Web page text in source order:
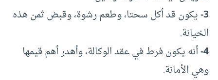
3- يكون قد أكل سحتا، وطعم رشوة، وقبض ثمن هذه
الخيانة.
4- أنه يكون فرط في عقد الوكالة، وأهدر أهم قيمها
وهي الأمانة.